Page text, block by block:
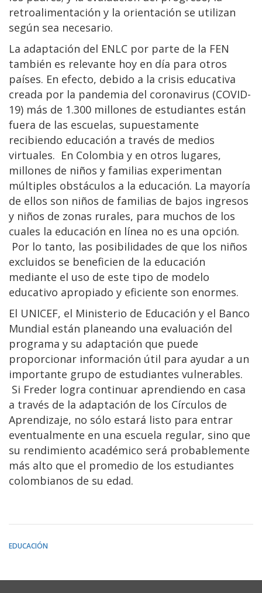
retroalimentación y la orientación se utilizan
según sea necesario.
La adaptación del ENLC por parte de la FEN
también es relevante hoy en día para otros
países. En efecto, debido a la crisis educativa
creada por la pandemia del coronavirus (COVID-
19) más de 1.300 millones de estudiantes están
fuera de las escuelas, supuestamente
recibiendo educación a través de medios
virtuales. En Colombia y en otros lugares,
millones de niños y familias experimentan
múltiples obstáculos a la educación. La mayoría
de ellos son niños de familias de bajos ingresos
y niños de zonas rurales, para muchos de los
cuales la educación en línea no es una opción.
Por lo tanto, las posibilidades de que los niños
excluidos se beneficien de la educación
mediante el uso de este tipo de modelo
educativo apropiado y eficiente son enormes.
El UNICEF, el Ministerio de Educación y el Banco
Mundial están planeando una evaluación del
programa y su adaptación que puede
proporcionar información útil para ayudar a un
importante grupo de estudiantes vulnerables.
Si Freder logra continuar aprendiendo en casa
a través de la adaptación de los Círculos de
Aprendizaje, no sólo estará listo para entrar
eventualmente en una escuela regular, sino que
su rendimiento académico será probablemente
más alto que el promedio de los estudiantes
colombianos de su edad.
EDUCACIÓN